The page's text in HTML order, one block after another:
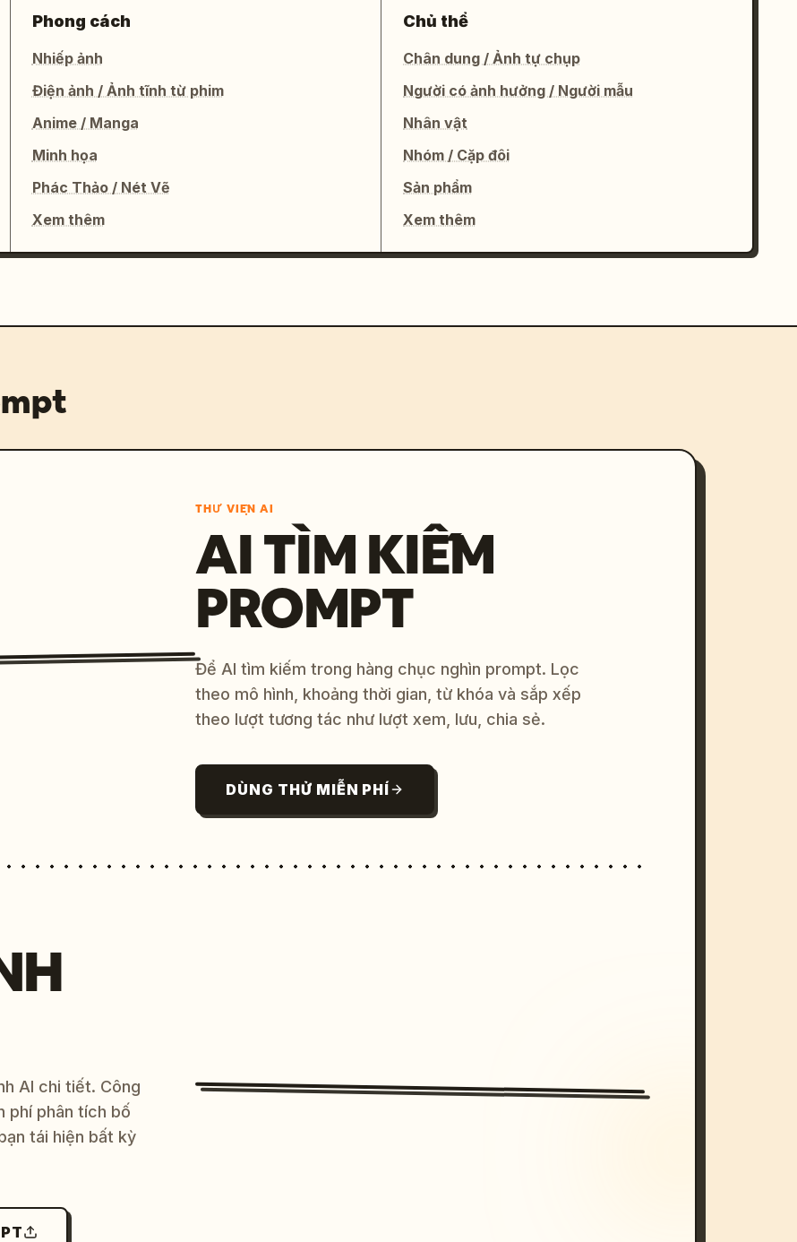
Phong cách
Nhiếp ảnh
Điện ảnh / Ảnh tĩnh từ phim
Anime / Manga
Minh họa
Phác Thảo / Nét Vẽ
Xem thêm
Chủ thể
Chân dung / Ảnh tự chụp
Người có ảnh hưởng / Người mẫu
Nhân vật
Nhóm / Cặp đôi
Sản phẩm
Xem thêm
THƯ VIỆN AI
AI TÌM KIẾM
PROMPT
Để AI tìm kiếm trong hàng chục nghìn prompt. Lọc
theo mô hình, khoảng thời gian, từ khóa và sắp xếp
theo lượt tương tác như lượt xem, lưu, chia sẻ.
DÙNG THỬ MIỄN PHÍ
AI chi tiết. Công
phí phân tích bố
tái hiện bất kỳ